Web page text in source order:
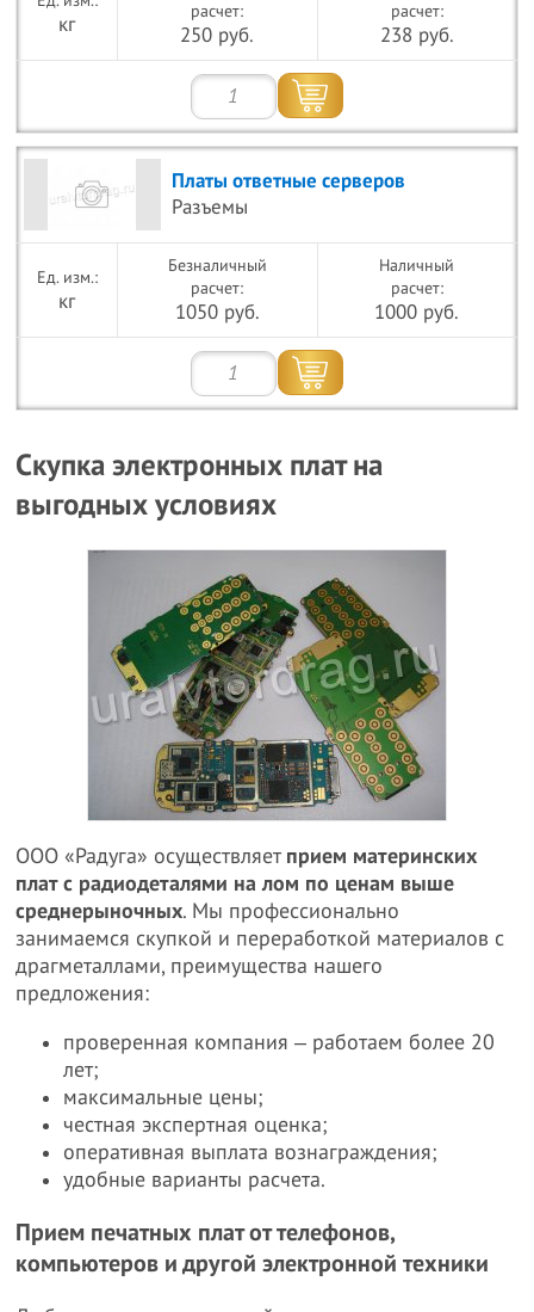
кг
расчет:
250 руб.
расчет:
238 руб.
Платы ответные серверов
Разъемы
кг
Безналичный
расчет:
1050 руб.
Наличный
расчет:
1000 руб.
Скупка электронных плат на
выгодных условиях
ООО «Радуга» осуществляет прием материнских
плат с радиодеталями на лом по ценам выше
среднерыночных. Мы профессионально
занимаемся скупкой и переработкой материалов с
драгметаллами, преимущества нашего
предложения:
проверенная компания ‒ работаем более 20
лет;
максимальные цены;
честная экспертная оценка;
оперативная выплата вознаграждения;
удобные варианты расчета.
Прием печатных плат от телефонов,
компьютеров и другой электронной техники